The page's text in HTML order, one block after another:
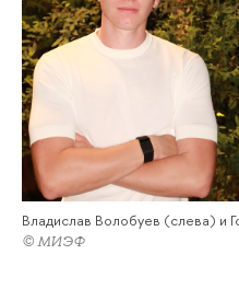
Владислав Волобуев (слева) и
© МИЭФ